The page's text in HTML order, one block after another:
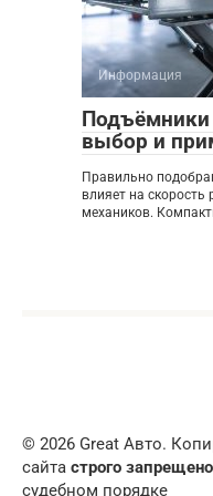
Информация
Подъёмники
выбор и
Правильно
влияет на скорость
механиков.
© 2026 Great Авто.
сайта строго запрещено
судебном порядке